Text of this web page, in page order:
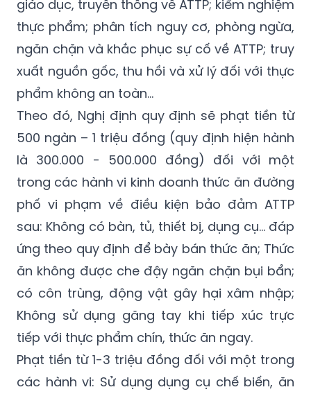
ngăn chặn và khắc phục sự cố về ATTP; truy
xuất nguồn gốc, thu hồi và xử lý đối với thực
phẩm không an toàn...
Theo đó, Nghị định quy định sẽ phạt tiền từ
500 ngàn – 1 triệu đồng (quy định hiện hành
là 300.000 - 500.000 đồng) đối với một
trong các hành vi kinh doanh thức ăn đường
phố vi phạm về điều kiện bảo đảm ATTP
sau: Không có bàn, tủ, thiết bị, dụng cụ… đáp
ứng theo quy định để bày bán thức ăn; Thức
ăn không được che đậy ngăn chặn bụi bẩn;
có côn trùng, động vật gây hại xâm nhập;
Không sử dụng găng tay khi tiếp xúc trực
tiếp với thực phẩm chín, thức ăn ngay.
Phạt tiền từ 1-3 triệu đồng đối với một trong
các hành vi: Sử dụng dụng cụ chế biến, ăn
uống, chứa đựng trực tiếp thực phẩm không
bảo đảm an toàn; Người đang mắc bệnh